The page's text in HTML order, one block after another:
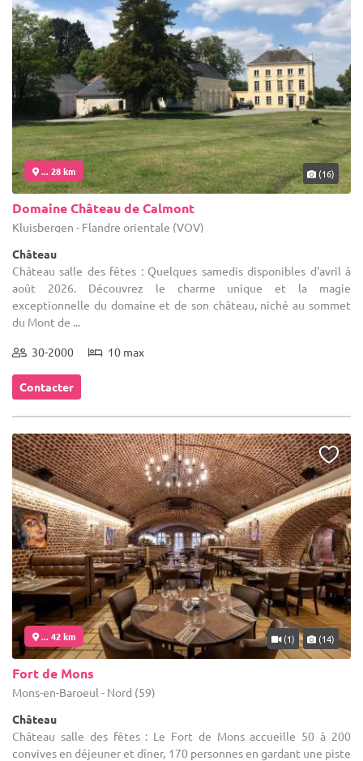
... 28 km (16)
Domaine Château de Calmont
Kluisbergen - Flandre orientale (VOV)
Château
Château salle des fêtes : Quelques samedis disponibles d'avril à
août 2026. Découvrez le charme unique et la magie
exceptionnelle du domaine et de son château, niché au sommet
du Mont de ...
30-2000 10 max
Contacter
... 42 km (1) (14)
Fort de Mons
Mons-en-Baroeul - Nord (59)
Château
Château salle des fêtes : Le Fort de Mons accueille 50 à 200
convives en déjeuner et dîner, 170 personnes en gardant une piste